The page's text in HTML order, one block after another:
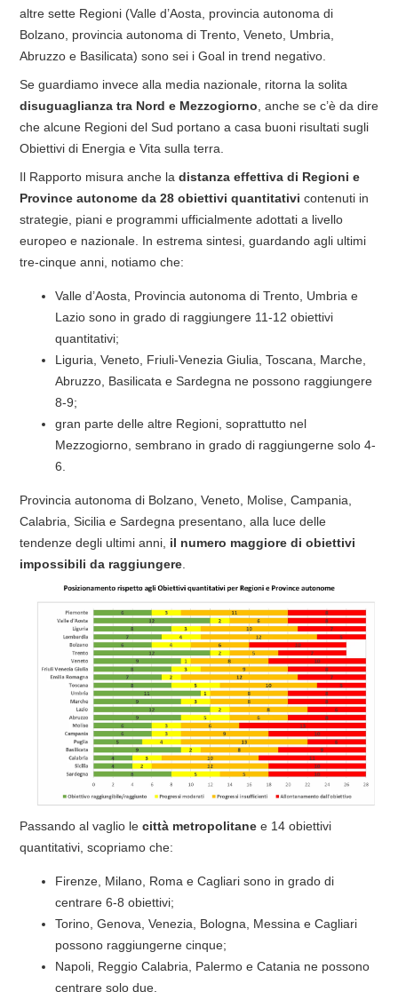
altre sette Regioni (Valle d’Aosta, provincia autonoma di
Bolzano, provincia autonoma di Trento, Veneto, Umbria,
Abruzzo e Basilicata) sono sei i Goal in trend negativo.
Se guardiamo invece alla media nazionale, ritorna la solita
disuguaglianza tra Nord e Mezzogiorno , anche se c’è da dire
che alcune Regioni del Sud portano a casa buoni risultati sugli
Obiettivi di Energia e Vita sulla terra.
Il Rapporto misura anche la distanza effettiva di Regioni e
Province autonome da 28 obiettivi quantitativi contenuti in
strategie, piani e programmi ufficialmente adottati a livello
europeo e nazionale. In estrema sintesi, guardando agli ultimi
tre-cinque anni, notiamo che:
Valle d’Aosta, Provincia autonoma di Trento, Umbria e
Lazio sono in grado di raggiungere 11-12 obiettivi
quantitativi;
Liguria, Veneto, Friuli-Venezia Giulia, Toscana, Marche,
Abruzzo, Basilicata e Sardegna ne possono raggiungere
8-9;
gran parte delle altre Regioni, soprattutto nel
Mezzogiorno, sembrano in grado di raggiungerne solo 4-
6.
Provincia autonoma di Bolzano, Veneto, Molise, Campania,
Calabria, Sicilia e Sardegna presentano, alla luce delle
tendenze degli ultimi anni, il numero maggiore di obiettivi
impossibili da raggiungere.
Passando al vaglio le città metropolitane e 14 obiettivi
quantitativi, scopriamo che:
Firenze, Milano, Roma e Cagliari sono in grado di
centrare 6-8 obiettivi;
Torino, Genova, Venezia, Bologna, Messina e Cagliari
possono raggiungerne cinque;
Napoli, Reggio Calabria, Palermo e Catania ne possono
centrare solo due.